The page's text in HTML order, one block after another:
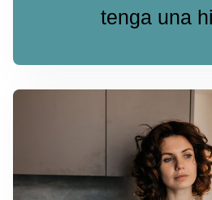
tenga una